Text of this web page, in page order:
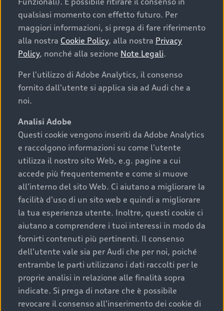
Cosa sapere prima di
acquistare la tua prossima
auto
I requisiti fondamentali da considerare prima di
acquistare un’auto usata, oltre al prezzo e all'aspetto,
chilometraggio: un valore contenuto corrisponde a
uno stato migliore del veicolo e a una maggiore
durata nel tempo;
cronologia dei tagliandi: una documentazione
completa della vettura certifica una manutenzione
costante e accurata;
condizioni della carrozzeria e degli interni: una
buona conservazione evidenzia cura e attenzione del
precedente proprietario;
efficienza meccanica: motore, trasmissione e
componenti principali in ottimo stato garantiscono
prestazioni affidabili e sicure.
qualsiasi momento con effetto futuro. Per
maggiori informazioni, si prega di fare riferimento
alla nostra Cookie Policy, alla nostra Privacy
Policy, nonché alla sezione Note Legali.
Per l'utilizzo di Adobe Analytics, il consenso
fornito dall'utente si applica sia ad Audi che a
noi.
Analisi Adobe
Questi cookie vengono inseriti da Adobe Analytics
e raccolgono informazioni su come l'utente
utilizza il nostro sito Web, e.g. pagine a cui
accede più frequentemente e come si muove
all'interno del sito Web. Ci aiutano a migliorare la
facilità d'uso di un sito web e quindi a migliorare
la tua esperienza utente. Inoltre, questi cookie ci
aiutano a comprendere i tuoi interessi in modo da
fornirti contenuti più pertinenti. Il consenso
dell'utente vale sia per Audi che per noi, poiché
entrambe le parti utilizzano i dati raccolti per le
proprie analisi in relazione alle finalità sopra
indicate. Si prega di notare che è possibile
revocare il consenso all'inserimento dei cookie di